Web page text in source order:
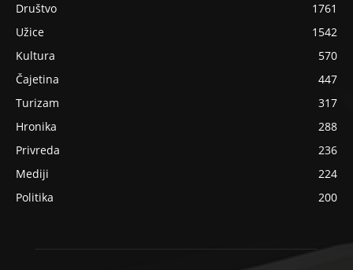
Društvo
1761
Užice
1542
Kultura
570
Čajetina
447
Turizam
317
Hronika
288
Privreda
236
Mediji
224
Politika
200